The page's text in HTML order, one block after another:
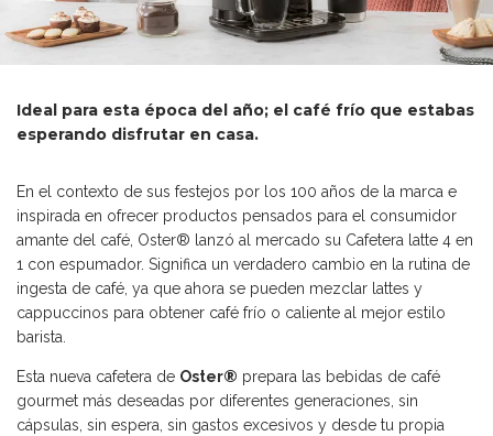
Ideal para esta época del año; el café frío que estabas
esperando disfrutar en casa.
En el contexto de sus festejos por los 100 años de la marca e
inspirada en ofrecer productos pensados para el consumidor
amante del café, Oster® lanzó al mercado su Cafetera latte 4 en
1 con espumador. Significa un verdadero cambio en la rutina de
ingesta de café, ya que ahora se pueden mezclar lattes y
cappuccinos para obtener café frío o caliente al mejor estilo
barista.
Esta nueva cafetera de Oster® prepara las bebidas de café
gourmet más deseadas por diferentes generaciones, sin
cápsulas, sin espera, sin gastos excesivos y desde tu propia